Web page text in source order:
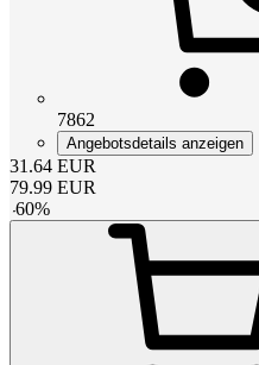
7862
Angebotsdetails anzeigen
31.64 EUR
79.99 EUR
-60%